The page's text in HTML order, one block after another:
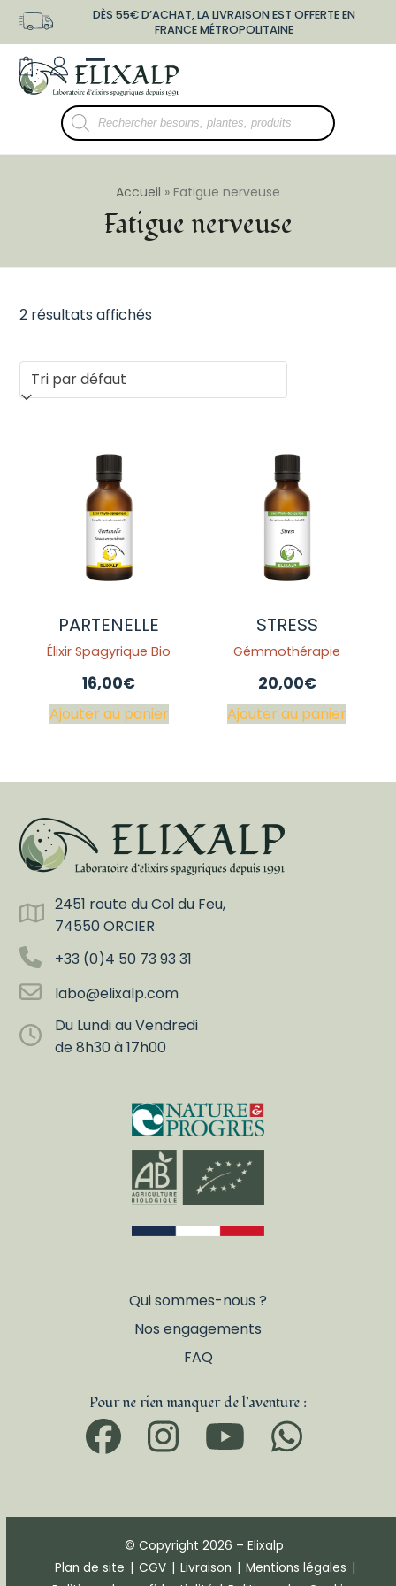
Skip
content
DÈS 55€ D’ACHAT, LA LIVRAISON EST OFFERTE EN
FRANCE MÉTROPOLITAINE
shopping-
bag
user-
o
Open
mobile
menu
Close
mobile
menu
Recherche
de
produits
Fatigue nerveuse
Accueil » Fatigue nerveuse
2 résultats affichés
PARTENELLE
Élixir Spagyrique Bio
16,00€
Ajouter au panier
STRESS
Gémmothérapie
20,00€
Ajouter au panier
2451 route du Col du Feu,
74550 ORCIER
+33 (0)4 50 73 93 31
labo@elixalp.com
Du Lundi au Vendredi
de 8h30 à 17h00
Qui sommes-nous ?
Nos engagements
FAQ
Pour ne rien manquer de l’aventure :
Facebook
Instagram
© Copyright 2026 – Elixalp
Plan de site | CGV | Livraison | Mentions légales |